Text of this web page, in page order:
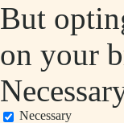
But
on your
Necessary